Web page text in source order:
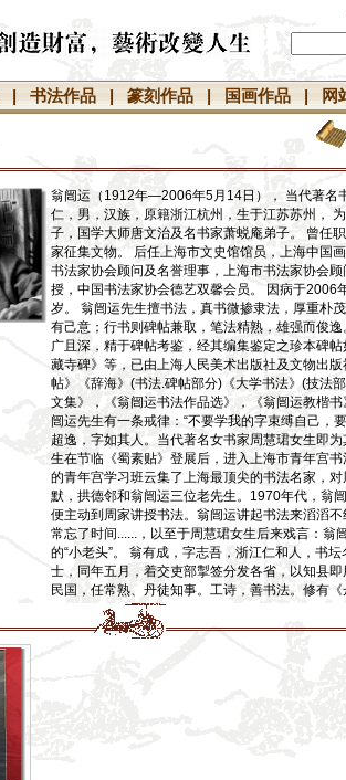
书法作品 篆刻作品 国画作品 网
翁闿运（1912年—2006年5月14日）， 当代著名
仁，男，汉族，原籍浙江杭州，生于江苏苏州，
子，国学大师唐文治及名书家萧蜕庵弟子。 曾任
家征集文物。 后任上海市文史馆馆员，上海中国
书法家协会顾问及名誉理事，上海市书法家协会
授，中国书法家协会德艺双馨会员。 因病于2006
岁。 翁闿运先生擅书法，真书微掺隶法，厚重朴
有己意；行书则碑帖兼取，笔法精熟，雄强而俊
广且深，精于碑帖考鉴，经其编集鉴定之珍本碑
藏寺碑》等，已由上海人民美术出版社及文物出
帖》《辞海》(书法.碑帖部分)《大学书法》(技法
文集》，《翁闿运书法作品选》，《翁闿运教楷
闿运先生有一条戒律：“不要学我的字束缚自己，
超逸，字如其人。当代著名女书家周慧珺女生即
生在节临《蜀素贴》登展后，进入上海市青年宫
的青年宫学习班云集了上海最顶尖的书法名家，
默，拱德邻和翁闿运三位老先生。1970年代，翁
便主动到周家讲授书法。翁闿运讲起书法来滔滔
常忘了时间......，以至于周慧珺女生后来戏言：翁
的“小老头”。 翁有成，字志吾，浙江仁和人，书
士，同年五月，着交吏部掣签分发各省，以知县
民国，任常熟、丹徒知事。工诗，善书法。修有《